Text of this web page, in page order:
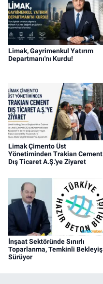
Limak, Gayrimenkul Yatırım
Departmanı'nı Kurdu!
Limak Çimento Üst
Yönetiminden Trakian Cement
Dış Ticaret A.Ş.'ye Ziyaret
İnşaat Sektöründe Sınırlı
Toparlanma, Temkinli Bekleyiş
Sürüyor